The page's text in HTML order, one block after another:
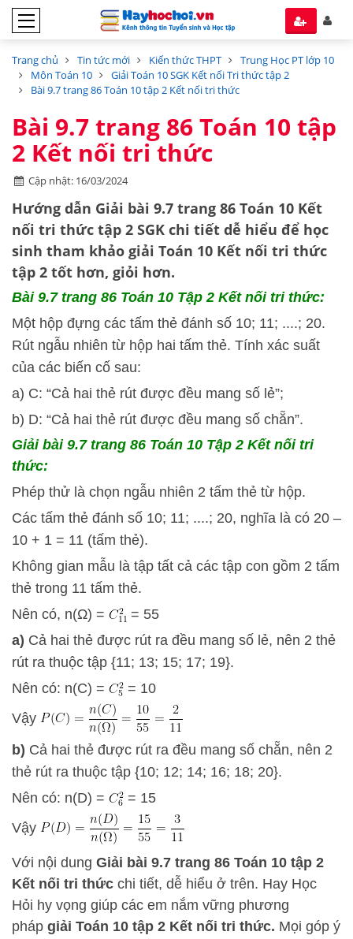
Trang chủ Tin tức mới Kiến thức THPT
Trung Học PT lớp 10
Môn Toán 10
Giải Toán 10 SGK Kết nối Tri thức tập 2
Bài 9.7 trang 86 Toán 10 tập 2 Kết nối tri thức
Bài 9.7 trang 86 Toán 10 tập
2 Kết nối tri thức
Cập nhật: 16/03/2024
Hướng dẫn Giải bài 9.7 trang 86 Toán 10 Kết
nối tri thức tập 2 SGK chi tiết dễ hiểu để học
sinh tham khảo giải Toán 10 Kết nối tri thức
tập 2 tốt hơn, giỏi hơn.
Bài 9.7 trang 86 Toán 10 Tập 2 Kết nối tri thức:
Một hộp đựng các tấm thẻ đánh số 10; 11; ....; 20.
Rút ngẫu nhiên từ hộp hai tấm thẻ. Tính xác suất
của các biến cố sau:
a) C: “Cả hai thẻ rút được đều mang số lẻ”;
b) D: “Cả hai thẻ rút được đều mang số chẵn”.
Giải bài 9.7 trang 86 Toán 10 Tập 2 Kết nối tri
thức:
Phép thử là chọn ngẫu nhiên 2 tấm thẻ từ hộp.
Các tấm thẻ đánh số 10; 11; ....; 20, nghĩa là có 20 –
10 + 1 = 11 (tấm thẻ).
Không gian mẫu là tập tất cả các tập con gồm 2 tấm
thẻ trong 11 tấm thẻ.
Nên có, n(Ω) =
= 55
a) Cả hai thẻ được rút ra đều mang số lẻ, nên 2 thẻ
rút ra thuộc tập {11; 13; 15; 17; 19}.
Nên có: n(C) =
= 10
Vậy
b) Cả hai thẻ được rút ra đều mang số chẵn, nên 2
thẻ rút ra thuộc tập {10; 12; 14; 16; 18; 20}.
Nên có: n(D) =
= 15
Vậy
Với nội dung Giải bài 9.7 trang 86 Toán 10 tập 2
Kết nối tri thức chi tiết, dễ hiểu ở trên. Hay Học
Hỏi hy vọng giúp các em nắm vững phương
pháp giải Toán 10 tập 2 Kết nối tri thức. Mọi góp ý